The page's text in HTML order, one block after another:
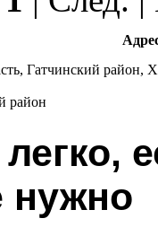
Гатчинский
район
нужно